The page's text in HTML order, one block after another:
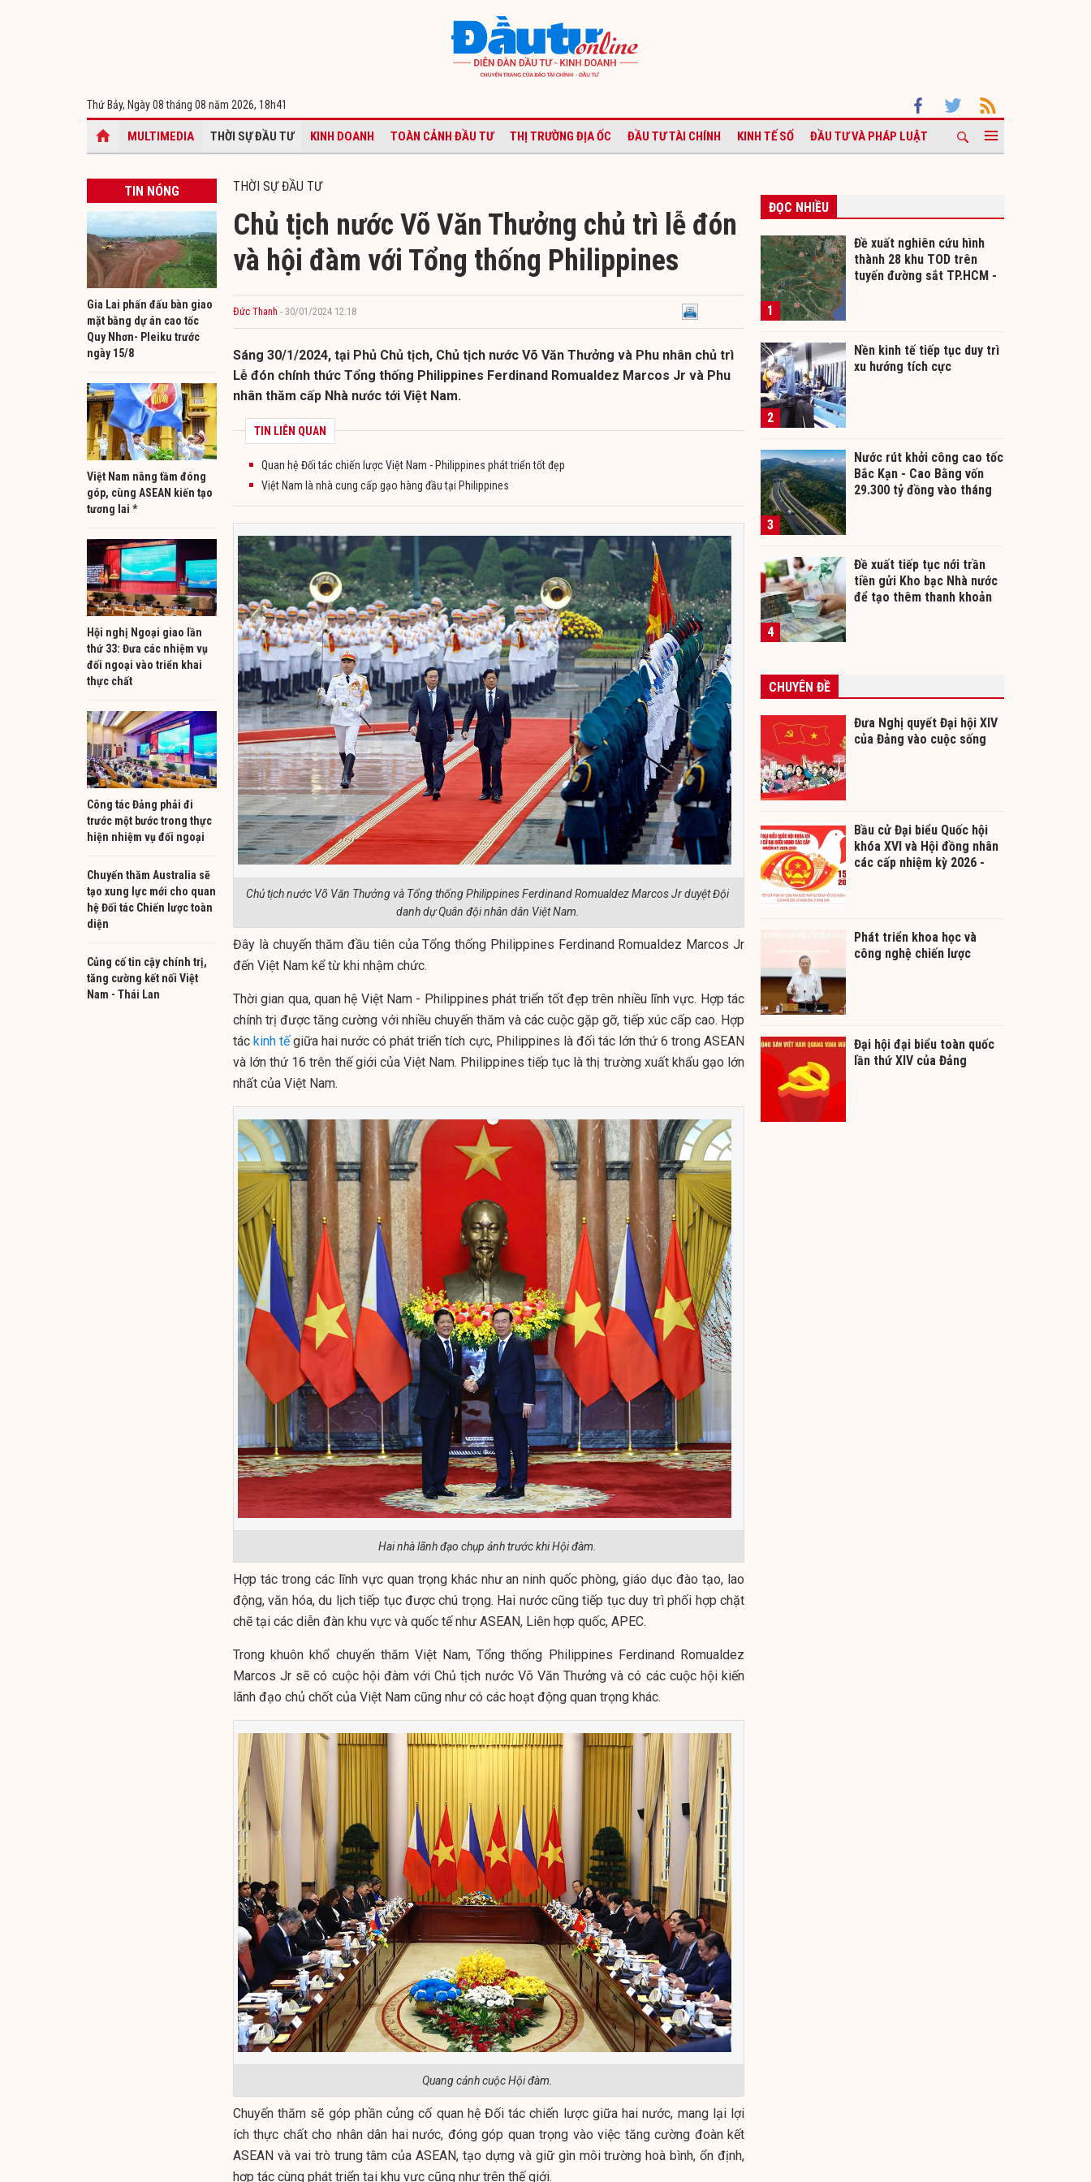
Thứ Bảy, Ngày 08 tháng 08 năm 2026, 18h41
MULTIMEDIA THỜI SỰ ĐẦU TƯ KINH DOANH TOÀN CẢNH ĐẦU TƯ THỊ TRƯỜNG ĐỊA ỐC ĐẦU TƯ TÀI CHÍNH KINH TẾ SỐ ĐẦU TƯ VÀ PHÁP LUẬT
TIN NÓNG
Gia Lai phấn đấu bàn giao
mặt bằng dự án cao tốc
Quy Nhơn- Pleiku trước
ngày 15/8
Việt Nam nâng tầm đóng
góp, cùng ASEAN kiến tạo
tương lai *
Hội nghị Ngoại giao lần
thứ 33: Đưa các nhiệm vụ
đối ngoại vào triển khai
thực chất
Công tác Đảng phải đi
trước một bước trong thực
hiện nhiệm vụ đối ngoại
Chuyến thăm Australia sẽ
tạo xung lực mới cho quan
hệ Đối tác Chiến lược toàn
diện
Củng cố tin cậy chính trị,
tăng cường kết nối Việt
Nam - Thái Lan
THỜI SỰ ĐẦU TƯ
Chủ tịch nước Võ Văn Thưởng chủ trì lễ đón
và hội đàm với Tổng thống Philippines
Đức Thanh - 30/01/2024 12:18
Sáng 30/1/2024, tại Phủ Chủ tịch, Chủ tịch nước Võ Văn Thưởng và Phu nhân chủ trì
Lễ đón chính thức Tổng thống Philippines Ferdinand Romualdez Marcos Jr và Phu
nhân thăm cấp Nhà nước tới Việt Nam.
TIN LIÊN QUAN
Quan hệ Đối tác chiến lược Việt Nam - Philippines phát triển tốt đẹp
Việt Nam là nhà cung cấp gạo hàng đầu tại Philippines
Chủ tịch nước Võ Văn Thưởng và Tổng thống Philippines Ferdinand Romualdez Marcos Jr duyệt Đội
danh dự Quân đội nhân dân Việt Nam.
Đây là chuyến thăm đầu tiên của Tổng thống Philippines Ferdinand Romualdez Marcos Jr
đến Việt Nam kể từ khi nhậm chức.
Thời gian qua, quan hệ Việt Nam - Philippines phát triển tốt đẹp trên nhiều lĩnh vực. Hợp tác
chính trị được tăng cường với nhiều chuyến thăm và các cuộc gặp gỡ, tiếp xúc cấp cao. Hợp
táckinh tếgiữa hai nước có phát triển tích cực, Philippines là đối tác lớn thứ 6 trong ASEAN
và lớn thứ 16 trên thế giới của Việt Nam. Philippines tiếp tục là thị trường xuất khẩu gạo lớn
nhất của Việt Nam.
Hai nhà lãnh đạo chụp ảnh trước khi Hội đàm.
Hợp tác trong các lĩnh vực quan trọng khác như an ninh quốc phòng, giáo dục đào tạo, lao
động, văn hóa, du lịch tiếp tục được chú trọng. Hai nước cũng tiếp tục duy trì phối hợp chặt
chẽ tại các diễn đàn khu vực và quốc tế như ASEAN, Liên hợp quốc, APEC.
Trong khuôn khổ chuyến thăm Việt Nam, Tổng thống Philippines Ferdinand Romualdez
Marcos Jr sẽ có cuộc hội đàm với Chủ tịch nước Võ Văn Thưởng và có các cuộc hội kiến
lãnh đạo chủ chốt của Việt Nam cũng như có các hoạt động quan trọng khác.
Quang cảnh cuộc Hội đàm.
Chuyến thăm sẽ góp phần củng cố quan hệ Đối tác chiến lược giữa hai nước, mang lại lợi
ích thực chất cho nhân dân hai nước, đóng góp quan trọng vào việc tăng cường đoàn kết
ASEAN và vai trò trung tâm của ASEAN, tạo dựng và giữ gìn môi trường hoà bình, ổn định,
hợp tác cùng phát triển tại khu vực cũng như trên thế giới.
ĐỌC NHIỀU
1
Đề xuất nghiên cứu hình
thành 28 khu TOD trên
tuyến đường sắt TP.HCM -
2
Nền kinh tế tiếp tục duy trì
xu hướng tích cực
3
Nước rút khởi công cao tốc
Bắc Kạn - Cao Bằng vốn
29.300 tỷ đồng vào tháng
4
Đề xuất tiếp tục nới trần
tiền gửi Kho bạc Nhà nước
để tạo thêm thanh khoản
CHUYÊN ĐỀ
Đưa Nghị quyết Đại hội XIV
của Đảng vào cuộc sống
Bầu cử Đại biểu Quốc hội
khóa XVI và Hội đồng nhân
các cấp nhiệm kỳ 2026 -
Phát triển khoa học và
công nghệ chiến lược
Đại hội đại biểu toàn quốc
lần thứ XIV của Đảng